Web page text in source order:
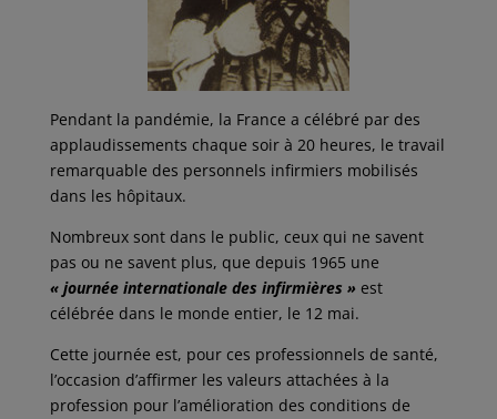
Pendant la pandémie, la France a célébré par des
applaudissements chaque soir à 20 heures, le travail
remarquable des personnels infirmiers mobilisés
dans les hôpitaux.
Nombreux sont dans le public, ceux qui ne savent
pas ou ne savent plus, que depuis 1965 une
« journée internationale des infirmières » est
célébrée dans le monde entier, le 12 mai.
Cette journée est, pour ces professionnels de santé,
l’occasion d’affirmer les valeurs attachées à la
profession pour l’amélioration des conditions de